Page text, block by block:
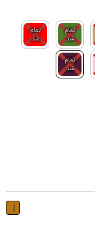
تمام
شد
تمام
شد
تمام
شد